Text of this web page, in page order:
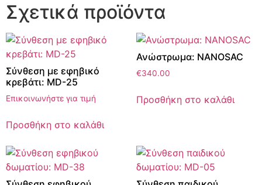
Σχετικά προϊόντα
Σύνθεση με εφηβικό
κρεβάτι: MD-25
Επικοινωνήστε για τιμή
Προσθήκη στο καλάθι
Ανώστρωμα: NANOSAC
€340.00
Προσθήκη στο καλάθι